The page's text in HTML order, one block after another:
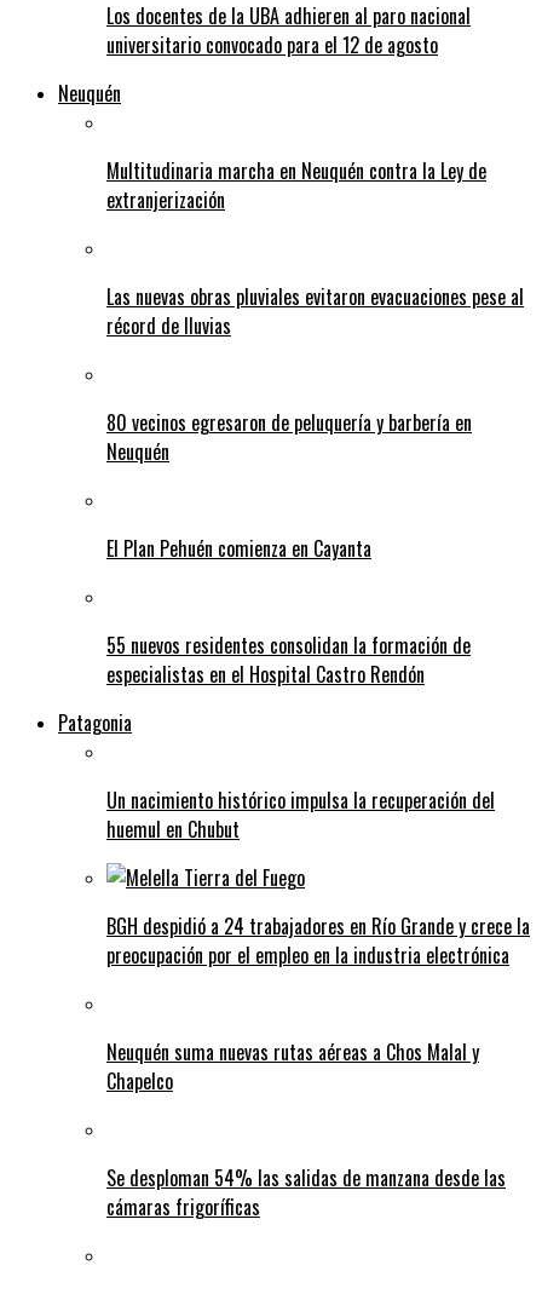
Los docentes de la UBA adhieren al paro nacional
universitario convocado para el 12 de agosto
Neuquén
Multitudinaria marcha en Neuquén contra la Ley de
extranjerización
Las nuevas obras pluviales evitaron evacuaciones pese al
récord de lluvias
80 vecinos egresaron de peluquería y barbería en
Neuquén
El Plan Pehuén comienza en Cayanta
55 nuevos residentes consolidan la formación de
especialistas en el Hospital Castro Rendón
Patagonia
Un nacimiento histórico impulsa la recuperación del
huemul en Chubut
BGH despidió a 24 trabajadores en Río Grande y crece la
preocupación por el empleo en la industria electrónica
Neuquén suma nuevas rutas aéreas a Chos Malal y
Chapelco
Se desploman 54% las salidas de manzana desde las
cámaras frigoríficas